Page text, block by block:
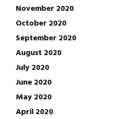
November 2020
October 2020
September 2020
August 2020
July 2020
June 2020
May 2020
April 2020